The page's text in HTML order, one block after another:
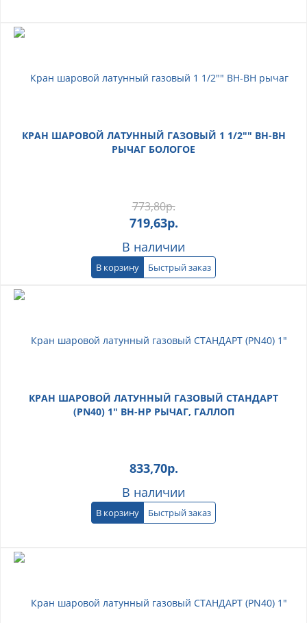
КРАН ШАРОВОЙ ЛАТУННЫЙ ГАЗОВЫЙ 1 1/2"" ВН-ВН
РЫЧАГ БОЛОГОЕ
773,80р.
719,63р.
В наличии
В корзину Быстрый заказ
КРАН ШАРОВОЙ ЛАТУННЫЙ ГАЗОВЫЙ СТАНДАРТ
(PN40) 1" ВН-НР РЫЧАГ, ГАЛЛОП
833,70р.
В наличии
В корзину Быстрый заказ